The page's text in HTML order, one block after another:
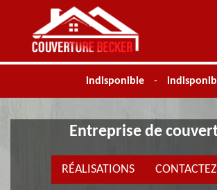
indisponible -
Entreprise de
RÉALISATIONS